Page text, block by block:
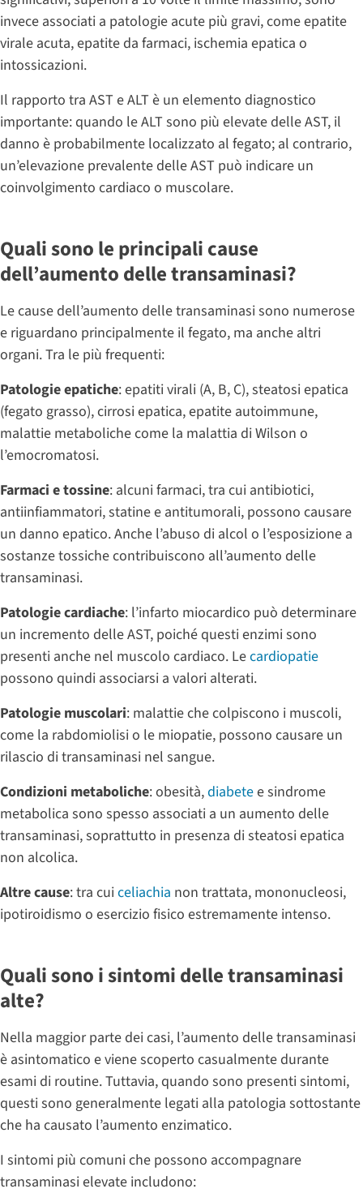
invece associati a patologie acute più gravi, come epatite
virale acuta, epatite da farmaci, ischemia epatica o
intossicazioni.
Il rapporto tra AST e ALT è un elemento diagnostico
importante: quando le ALT sono più elevate delle AST, il
danno è probabilmente localizzato al fegato; al contrario,
un’elevazione prevalente delle AST può indicare un
coinvolgimento cardiaco o muscolare.
Quali sono le principali cause
dell’aumento delle transaminasi?
Le cause dell’aumento delle transaminasi sono numerose
e riguardano principalmente il fegato, ma anche altri
organi. Tra le più frequenti:
Patologie epatiche: epatiti virali (A, B, C), steatosi epatica
(fegato grasso), cirrosi epatica, epatite autoimmune,
malattie metaboliche come la malattia di Wilson o
l’emocromatosi.
Farmaci e tossine: alcuni farmaci, tra cui antibiotici,
antiinfiammatori, statine e antitumorali, possono causare
un danno epatico. Anche l’abuso di alcol o l’esposizione a
sostanze tossiche contribuiscono all’aumento delle
transaminasi.
Patologie cardiache: l’infarto miocardico può determinare
un incremento delle AST, poiché questi enzimi sono
presenti anche nel muscolo cardiaco. Lecardiopatie
possono quindi associarsi a valori alterati.
Patologie muscolari: malattie che colpiscono i muscoli,
come la rabdomiolisi o le miopatie, possono causare un
rilascio di transaminasi nel sangue.
Condizioni metaboliche: obesità,diabetee sindrome
metabolica sono spesso associati a un aumento delle
transaminasi, soprattutto in presenza di steatosi epatica
non alcolica.
Altre cause: tra cuiceliachia non trattata, mononucleosi,
ipotiroidismo o esercizio fisico estremamente intenso.
Quali sono i sintomi delle transaminasi
alte?
Nella maggior parte dei casi, l’aumento delle transaminasi
è asintomatico e viene scoperto casualmente durante
esami di routine. Tuttavia, quando sono presenti sintomi,
questi sono generalmente legati alla patologia sottostante
che ha causato l’aumento enzimatico.
I sintomi più comuni che possono accompagnare
transaminasi elevate includono: